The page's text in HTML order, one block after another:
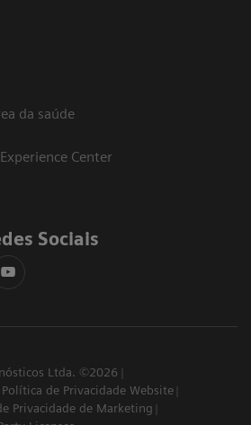
da saúde
Center
Sociais
Ltda. ©2026
Política de Privacidade Website
Privacidade de Marketing